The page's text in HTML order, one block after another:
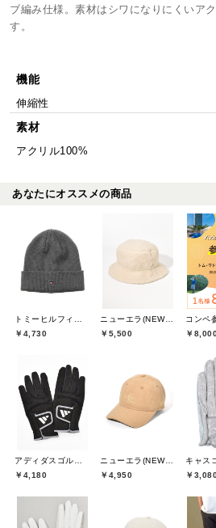
ブ編み仕様。素材はシワになりにくいア
す。
機能
伸縮性
素材
アクリル100%
あなたにオススメの商品
トミーヒルフィガーゴルフ(TOMMY HILFIGER GOLF)
￥4,730
ニューエラ(NEW ERA)
￥5,500
コンペ
￥
アディダスゴルフ(adidas golf)
￥4,180
ニューエラ(NEW ERA)
￥4,950
キャス
￥